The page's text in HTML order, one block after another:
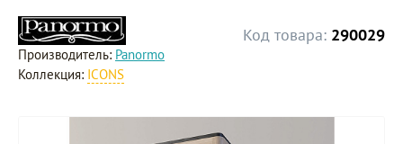
Код товара: 290029
Производитель: Panormo
Коллекция: ICONS